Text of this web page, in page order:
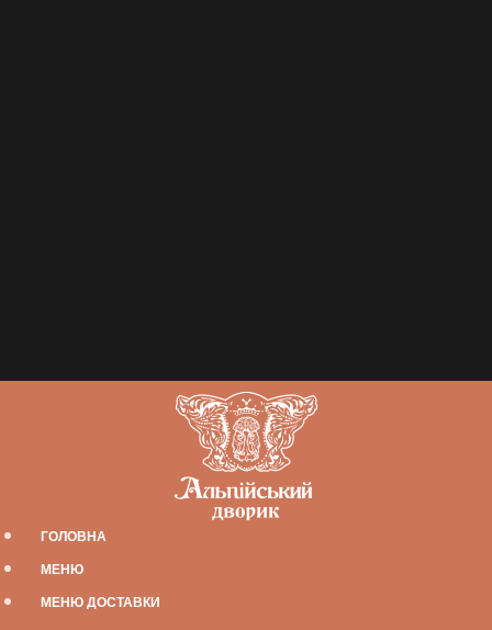
ГОЛОВНА
МЕНЮ
МЕНЮ ДОСТАВКИ